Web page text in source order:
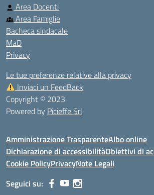
Area Docenti
Area Famiglie
Bacheca sindacale
MaD
Privacy
Le tue preferenze relative alla privacy
Inviaci un FeedBack
Copyright © 2023
Powered by Picieffe Srl
Amministrazione TrasparenteAlbo online
Dichiarazione di accessibilitàObiettivi di
Cookie PolicyPrivacyNote Legali
Seguici su: